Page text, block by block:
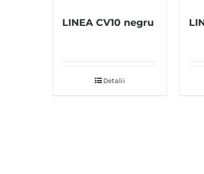
LINEA CV10 negru
Detalii